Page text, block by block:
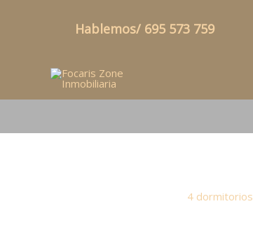
Hablemos/ 695 573 759
4 dormitorios